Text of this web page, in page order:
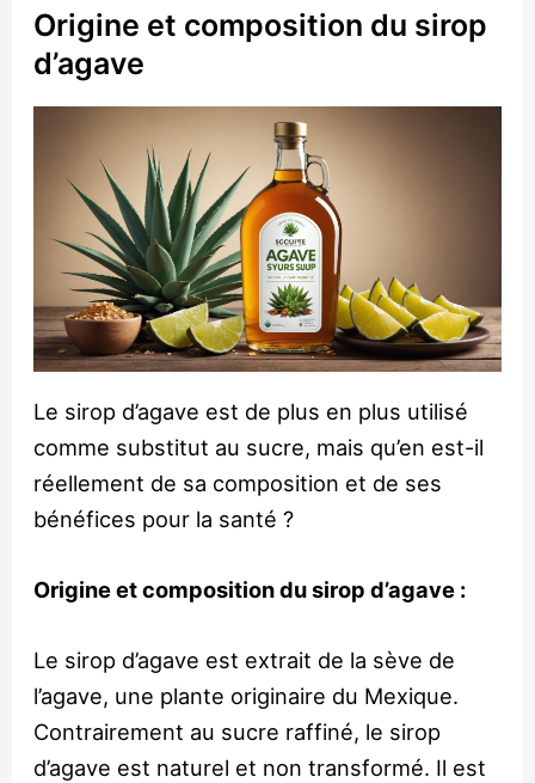
Origine et composition du sirop
d’agave
Le sirop d’agave est de plus en plus utilisé
comme substitut au sucre, mais qu’en est-il
réellement de sa composition et de ses
bénéfices pour la santé ?
Origine et composition du sirop d’agave :
Le sirop d’agave est extrait de la sève de
l’agave, une plante originaire du Mexique.
Contrairement au sucre raffiné, le sirop
d’agave est naturel et non transformé. Il est